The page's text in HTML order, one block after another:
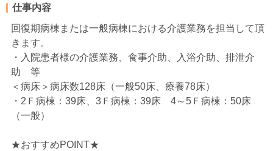
仕事内容
回復期病棟または一般病棟における介護業務を担当して頂
きます。
・入院患者様の介護業務、食事介助、入浴介助、排泄介
助 等
＜病床＞病床数128床（一般50床、療養78床）
・2Ｆ病棟：39床、3Ｆ病棟：39床 4～5Ｆ病棟：50床
（一般）
★おすすめPOINT★